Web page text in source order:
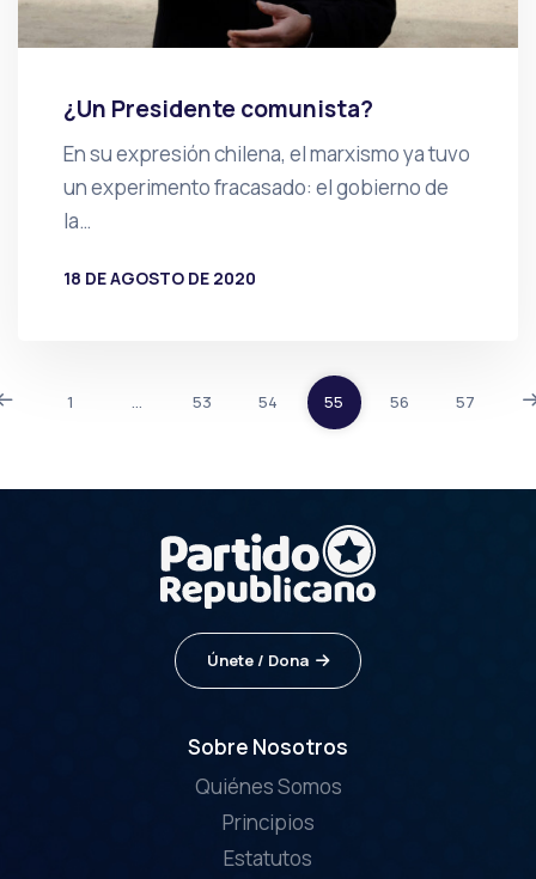
¿Un Presidente comunista?
En su expresión chilena, el marxismo ya tuvo
un experimento fracasado: el gobierno de
la…
18 DE AGOSTO DE 2020
1 53 54 55 56 57
Únete / Dona
Sobre Nosotros
Quiénes Somos
Principios
Estatutos